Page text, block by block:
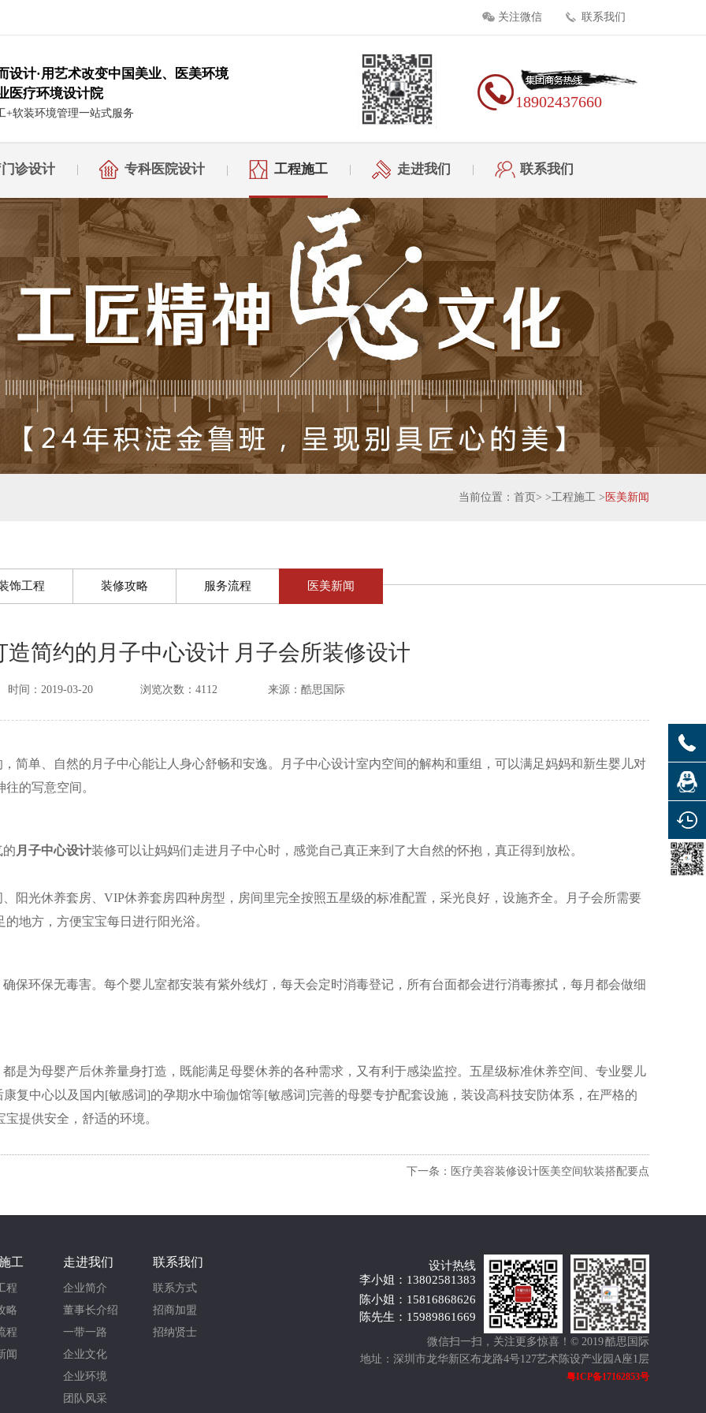
关注微信 联系我们
设计·用艺术改变中国美业、医美环境
医疗环境设计院
+软装环境管理一站式服务
18902437660
诊设计 专科医院设计 工程施工 走进我们 联系我们
当前位置： 首页 > >工程施工 > 医美新闻
饰工程 装修攻略 服务流程 医美新闻
造简约的月子中心设计 月子会所装修设计
时间：2019-03-20 浏览次数：4112 来源：酷思国际
简单、自然的月子中心能让人身心舒畅和安逸。月子中心设计室内空间的解构和重组，可以满足妈妈和新生婴儿对
的写意空间。
的 月子中心设计装修可以让妈妈们走进月子中心时，感觉自己真正来到了大自然的怀抱，真正得到放松。
阳光休养套房、 VIP休养套房四种房型，房间里完全按照五星级的标准配置，采光良好，设施齐全。月子会所需要
地方，方便宝宝每日进行阳光浴。
保环保无毒害。每个婴儿室都安装有紫外线灯，每天会定时消毒登记，所有台面都会进行消毒擦拭，每月都会做细
是为母婴产后休养量身打造，既能满足母婴休养的各种需求，又有利于感染监控。五星级标准休养空间、专业婴儿
复中心以及国内[敏感词]的孕期水中瑜伽馆等[敏感词]完善的母婴专护配套设施，装设高科技安防体系，在严格的
提供安全，舒适的环境。
下一条：医疗美容装修设计医美空间软装搭配要点
工
程
略
程
闻
走进我们
企业简介
董事长介绍
一带一路
企业文化
企业环境
团队风采
联系我们
联系方式
招商加盟
招纳贤士
设计热线
李小姐：13802581383
陈小姐：15816868626
陈先生：15989861669
微信扫一扫，关注更多惊喜！ © 2019 酷思国际
地址：深圳市龙华新区布龙路4号127艺术陈设产业园A座1层
粤ICP备17162853号